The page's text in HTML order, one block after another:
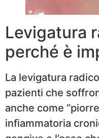
Levigatura
perché è
La levigatura
pazienti che
anche come
infiammatoria